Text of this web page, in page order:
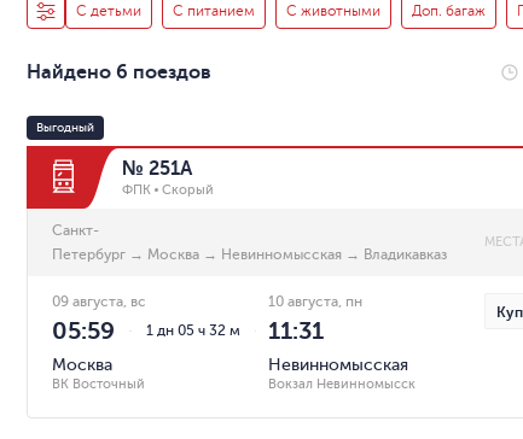
С детьми С питанием С животными Доп. багаж
Найдено 6 поездов
Выгодный
№ 251А
ФПК Скорый
Санкт-
Петербург → Москва → Невинномысская → Владикавказ
1 дн 05 ч 32 м
09 августа, вс
05:59
Москва
ВК Восточный
10 августа, пн
11:31
Невинномысская
Вокзал Невинномысск